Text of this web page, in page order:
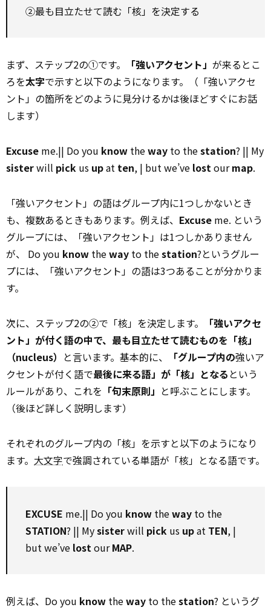
②最も目立たせて読む「核」を決定する
まず、ステップ2の①です。 「強いアクセント」 が来るとこ
ろを太字で示すと以下のようになります。（「強いアクセ
ント」の箇所をどのように見分けるかは後ほどすぐにお話
します）
Excuse me.|| Do you know theway to thestation? || My
sisterwill pick us upat ten, | but we’ve lostourmap.
「強いアクセント」の語はグループ内に1つしかないとき
も、複数あるときもあります。例えば、 Excuse me. という
グループには、「強いアクセント」は1つしかありません
が、 Do you know theway to thestation?というグルー
プには、「強いアクセント」の語は3つあることが分かりま
す。
次に、ステップ2の②で「核」を決定します。
「強いアクセ
ント」が付く語の中で、最も目立たせて読むものを「核」
（nucleus） と言います。基本的に、 「グループ内の強いア
クセントが付く語で最後に来る語」が「核」となる という
ルールがあり、これを 「句末原則」 と呼ぶことにします。
（後ほど詳しく説明します）
それぞれのグループ内の「核」を示すと以下のようになり
ます。 大文字で強調されている単語が「核」となる語です。
EXCUSE me.|| Do you know theway to the
STATION? || Mysisterwill pick us upat TEN, |
but we’ve lostourMAP.
例えば、Do you know theway to thestation? というグ